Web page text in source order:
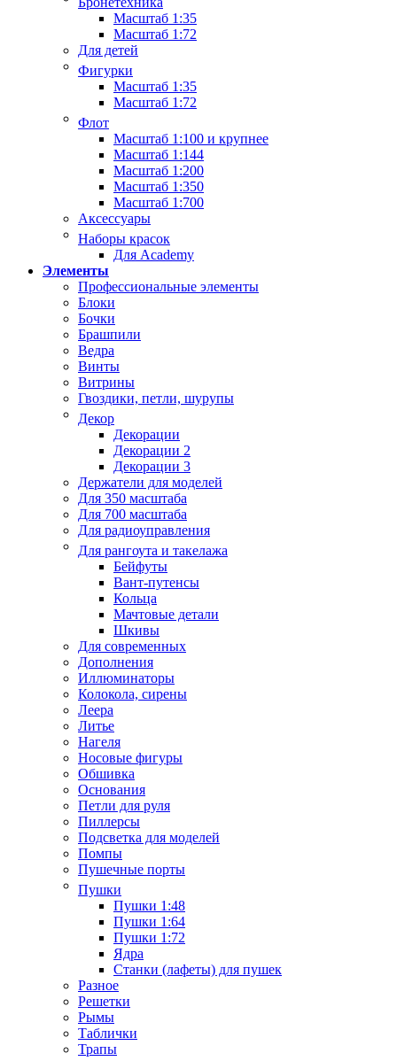
Масштаб 1:35
Масштаб 1:72
Для детей
Фигурки
Масштаб 1:35
Масштаб 1:72
Флот
Масштаб 1:100 и крупнее
Масштаб 1:144
Масштаб 1:200
Масштаб 1:350
Масштаб 1:700
Аксессуары
Наборы красок
Для Academy
Элементы
Профессиональные элементы
Блоки
Бочки
Брашпили
Ведра
Винты
Витрины
Гвоздики, петли, шурупы
Декор
Декорации
Декорации 2
Декорации 3
Держатели для моделей
Для 350 масштаба
Для 700 масштаба
Для радиоуправления
Для рангоута и такелажа
Бейфуты
Вант-путенсы
Кольца
Мачтовые детали
Шкивы
Для современных
Дополнения
Иллюминаторы
Колокола, сирены
Леера
Литье
Нагеля
Носовые фигуры
Обшивка
Основания
Петли для руля
Пиллерсы
Подсветка для моделей
Помпы
Пушечные порты
Пушки
Пушки 1:48
Пушки 1:64
Пушки 1:72
Ядра
Станки (лафеты) для пушек
Разное
Решетки
Рымы
Таблички
Трапы